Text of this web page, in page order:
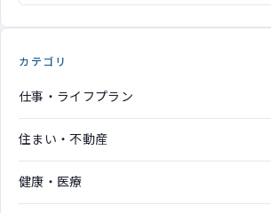
カテゴリ
仕事・ライフプラン
住まい・不動産
健康・医療